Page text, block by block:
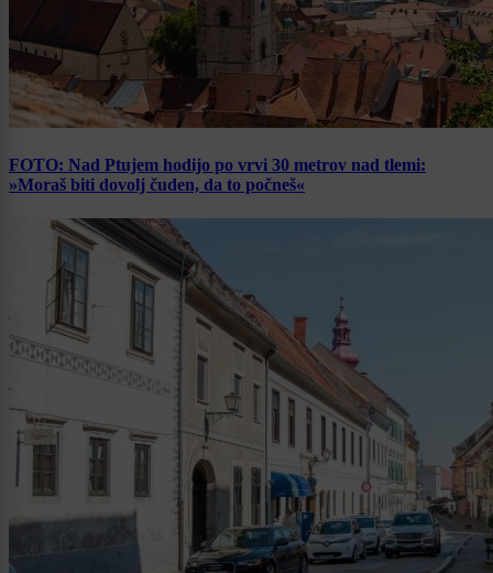
FOTO: Nad Ptujem hodijo po vrvi 30 metrov nad tlemi:
»Moraš biti dovolj čuden, da to počneš«